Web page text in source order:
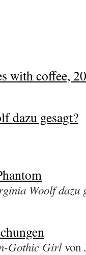
with coffee,
dazu gesagt?
Woolf dazu
Gothic Girlvon